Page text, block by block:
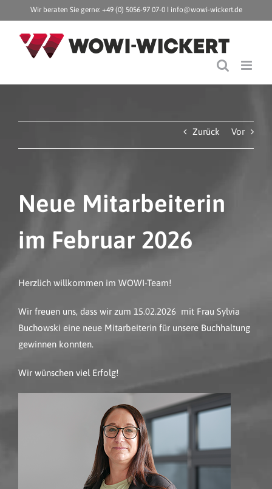
Inhalt
springen
Wir beraten Sie gerne: +49 (0) 5056-97 07-0 ǀ info@wowi-wickert.de
Zurück Vor
Neue Mitarbeiterin
im Februar 2026
Herzlich willkommen im WOWI-Team!
Wir freuen uns, dass wir zum 15.02.2026 mit Frau Sylvia
Buchowski eine neue Mitarbeiterin für unsere Buchhaltung
gewinnen konnten.
Wir wünschen viel Erfolg!